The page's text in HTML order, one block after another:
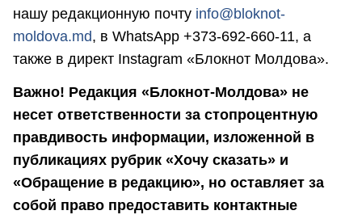
нашу редакционную почту info@bloknot-
moldova.md, в WhatsApp +373-692-660-11, а
также в директ Instagram «Блокнот Молдова».
Важно! Редакция «Блокнот-Молдова» не
несет ответственности за стопроцентную
правдивость информации, изложенной в
публикациях рубрик «Хочу сказать» и
«Обращение в редакцию», но оставляет за
собой право предоставить контактные